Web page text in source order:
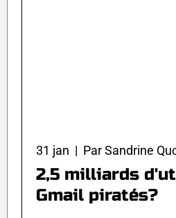
31 jan | Par Sandrine
2,5 milliards
Gmail piratés?